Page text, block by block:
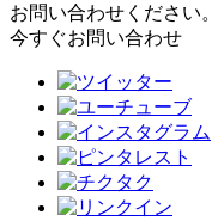
お問い合わせください
今すぐお問い合わせ